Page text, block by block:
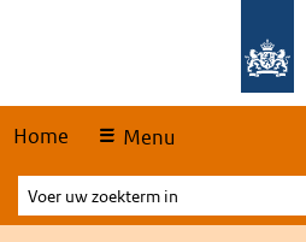
Home Menu
Voer
uw